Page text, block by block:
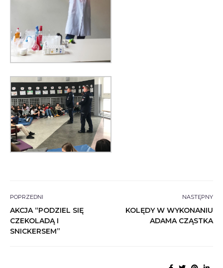
POPRZEDNI
AKCJA “PODZIEL SIĘ
CZEKOLADĄ I
SNICKERSEM”
NASTĘPNY
KOLĘDY W WYKONANIU
ADAMA CZĄSTKA